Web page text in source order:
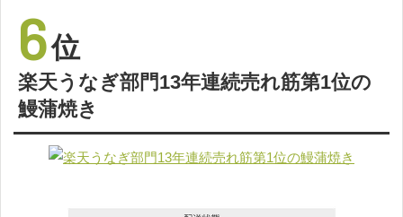
6位
楽天うなぎ部門13年連続売れ筋第1位の
鰻蒲焼き